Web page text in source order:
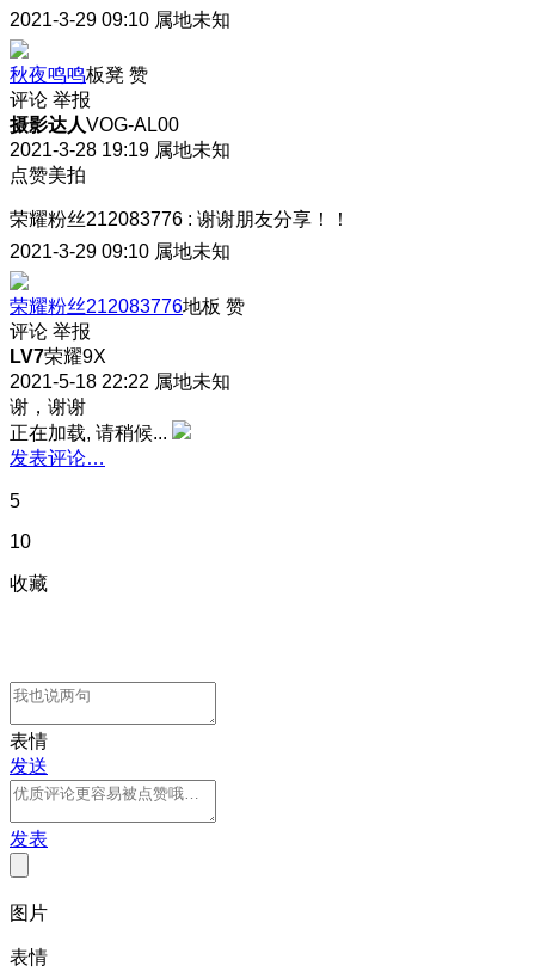
2021-3-29 09:10 属地未知
秋夜鸣鸣板凳 赞
评论 举报
摄影达人VOG-AL00
2021-3-28 19:19 属地未知
点赞美拍
荣耀粉丝212083776 : 谢谢朋友分享！！
2021-3-29 09:10 属地未知
荣耀粉丝212083776地板 赞
评论 举报
LV7荣耀9X
2021-5-18 22:22 属地未知
谢，谢谢
正在加载, 请稍候...
发表评论…
5
10
收藏
表情
发送
发表
图片
表情